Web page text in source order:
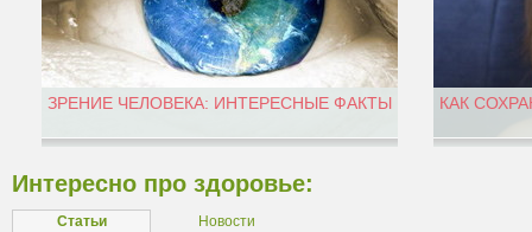
ЗРЕНИЕ ЧЕЛОВЕКА: ИНТЕРЕСНЫЕ ФАКТЫ КАК
Интересно про здоровье:
Статьи Новости